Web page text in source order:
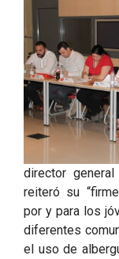
director
reiteró su
por y para los
diferentes
el uso de